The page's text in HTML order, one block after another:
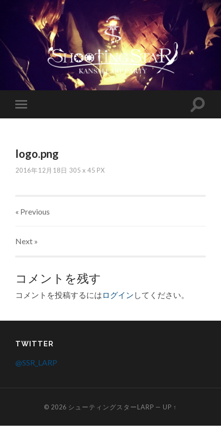
logo.png
2016年12月18日 305x 45 PX
« Previous
Next »
コメントを残す
コメントを投稿するには ログイン してください。
TWITTER
@SSR_LARP
© 2026 シューティングスターLARP — UP ↑